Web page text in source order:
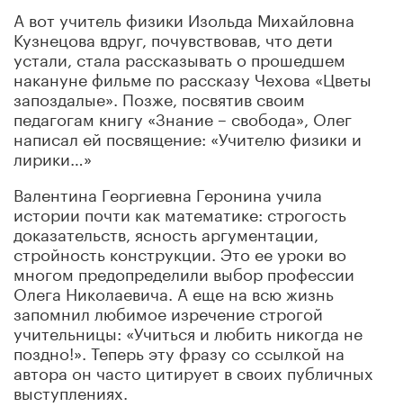
А вот учитель физики Изольда Михайловна
Кузнецова вдруг, почувствовав, что дети
устали, стала рассказывать о прошедшем
накануне фильме по рассказу Чехова «Цветы
запоздалые». Позже, посвятив своим
педагогам книгу «Знание – свобода», Олег
написал ей посвящение: «Учителю физики и
лирики…»
Валентина Георгиевна Геронина учила
истории почти как математике: строгость
доказательств, ясность аргументации,
стройность конструкции. Это ее уроки во
многом предопределили выбор профессии
Олега Николаевича. А еще на всю жизнь
запомнил любимое изречение строгой
учительницы: «Учиться и любить никогда не
поздно!». Теперь эту фразу со ссылкой на
автора он часто цитирует в своих публичных
выступлениях.